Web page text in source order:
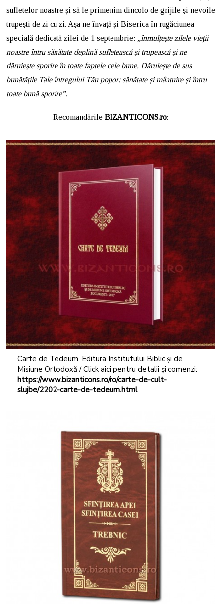
sufletelor noastre și să le primenim dincolo de grijile și nevoile
trupești de zi cu zi. Așa ne învață și Biserica în rugăciunea
specială dedicată zilei de 1 septembrie: „înmulțește zilele vieții
noastre întru sănătate deplină sufletească și trupească și ne
dăruiește sporire în toate faptele cele bune. Dăruiește de sus
bunătățile Tale întregului Tău popor: sănătate și mântuire și întru
toate bună sporire”.
RecomandărileBIZANTICONS.ro:
Carte de Tedeum, Editura Institutului Biblic și de
Misiune Ortodoxă / Click aici pentru detalii și comenzi:
https://www.bizanticons.ro/ro/carte-de-cult-
slujbe/2202-carte-de-tedeum.html